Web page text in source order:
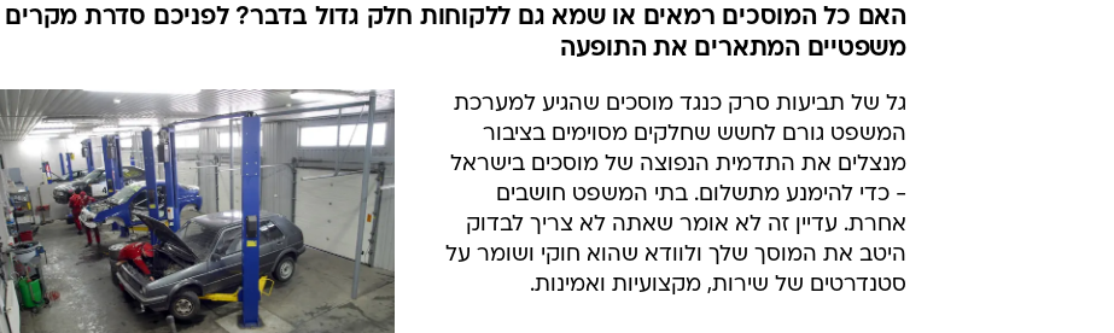
ארכיון מדורים
האם כל המוסכים רמאים או שמא גם ללקוחות חלק גדול בדבר? לפניכם סדרת מקרים
משפטיים המתארים את התופעה
גל של תביעות סרק כנגד מוסכים שהגיע למערכת
המשפט גורם לחשש שחלקים מסוימים בציבור
מנצלים את התדמית הנפוצה של מוסכים בישראל
- כדי להימנע מתשלום. בתי המשפט חושבים
אחרת. עדיין זה לא אומר שאתה לא צריך לבדוק
היטב את המוסך שלך ולוודא שהוא חוקי ושומר על
סטנדרטים של שירות, מקצועיות ואמינות.